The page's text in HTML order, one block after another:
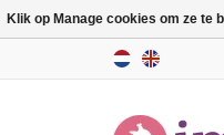
Klik op Manage cookies om ze te